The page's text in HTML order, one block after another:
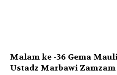
Malam ke -36 Gema
Ustadz Marbawi Zamzam